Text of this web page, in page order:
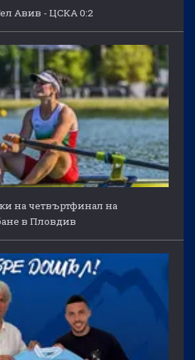
Авив - ЦСКА 0:2
на четвъртфинал на
в Пловдив